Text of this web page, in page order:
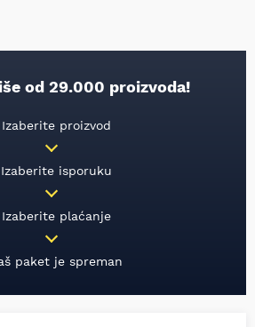
od 29.000 proizvoda!
Izaberite proizvod
Izaberite isporuku
Izaberite plaćanje
paket je spreman